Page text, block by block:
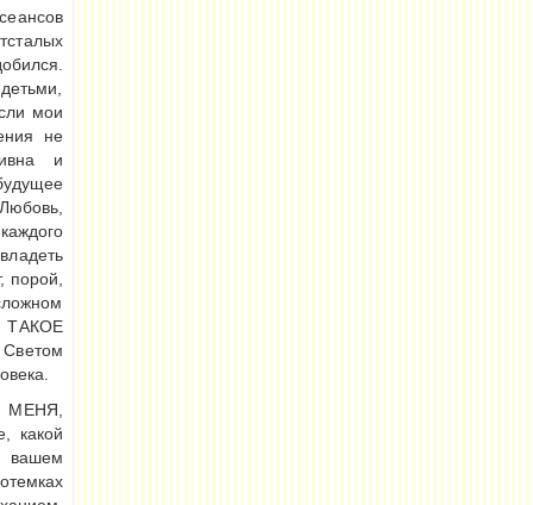
мои
не
и
порой,
ТАКОЕ
МЕНЯ,
какой
вашем